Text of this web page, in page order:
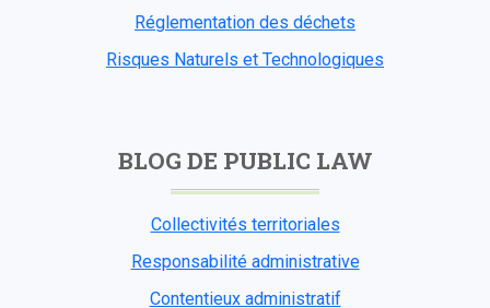
Réglementation des déchets
Risques Naturels et Technologiques
BLOG DE PUBLIC LAW
Collectivités territoriales
Responsabilité administrative
Contentieux administratif